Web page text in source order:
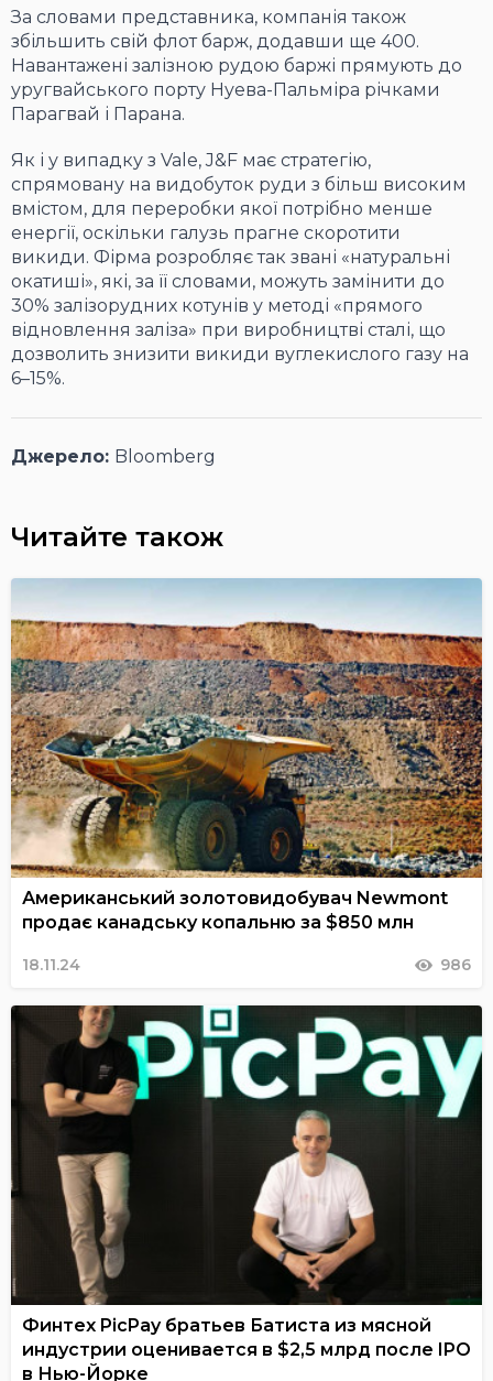
За словами представника, компанія також
збільшить свій флот барж, додавши ще 400.
Навантажені залізною рудою баржі прямують до
уругвайського порту Нуева-Пальміра річками
Парагвай і Парана.
Як і у випадку з Vale, J&F має стратегію,
спрямовану на видобуток руди з більш високим
вмістом, для переробки якої потрібно менше
енергії, оскільки галузь прагне скоротити
викиди. Фірма розробляє так звані «натуральні
окатиші», які, за її словами, можуть замінити до
30% залізорудних котунів у методі «прямого
відновлення заліза» при виробництві сталі, що
дозволить знизити викиди вуглекислого газу на
6–15%.
Джерело: Bloomberg
Читайте також
Американський золотовидобувач Newmont
продає канадську копальню за $850 млн
18.11.24 986
Финтех PicPay братьев Батиста из мясной
индустрии оценивается в $2,5 млрд после IPO
в Нью-Йорке